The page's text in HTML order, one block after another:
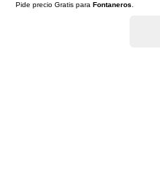
Pide precio Gratis para Fontaneros